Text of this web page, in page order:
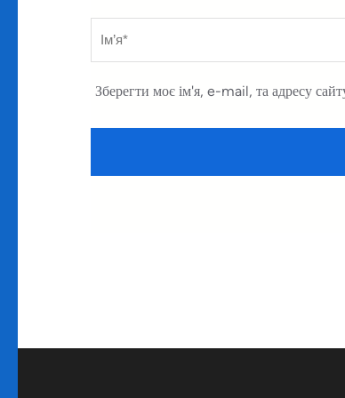
Ім’я *
Зберегти моє ім'я, e-mail, та адресу